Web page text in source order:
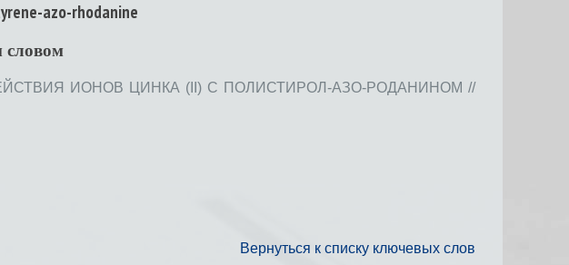
azo-rhodanine
словом
ИОНОВ ЦИНКА (II) С ПОЛИСТИРОЛ-АЗО-РОДАНИНОМ //
Вернуться к списку ключевых слов